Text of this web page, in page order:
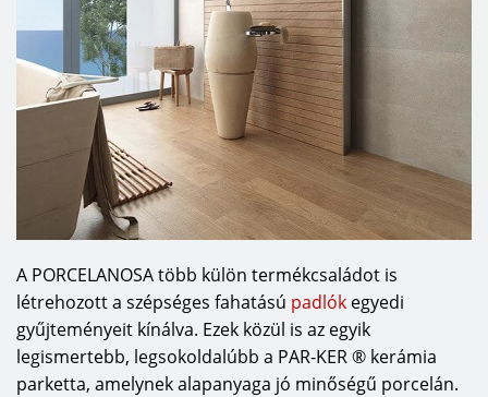
A PORCELANOSA több külön termékcsaládot is
létrehozott a szépséges fahatású padlók egyedi
gyűjteményeit kínálva. Ezek közül is az egyik
legismertebb, legsokoldalúbb a PAR-KER ® kerámia
parketta, amelynek alapanyaga jó minőségű porcelán.